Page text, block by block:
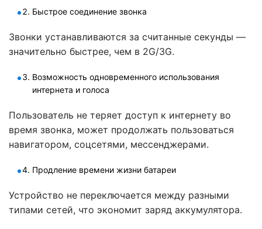
Быстрое соединение звонка
Звонки устанавливаются за считанные секунды —
значительно быстрее, чем в 2G/3G.
Возможность одновременного использования
интернета и голоса
Пользователь не теряет доступ к интернету во
время звонка, может продолжать пользоваться
навигатором, соцсетями, мессенджерами.
Продление времени жизни батареи
Устройство не переключается между разными
типами сетей, что экономит заряд аккумулятора.